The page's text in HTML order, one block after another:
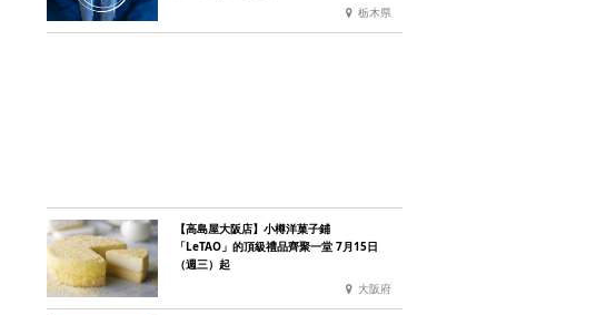
栃木県
【高島屋大阪店】小樽洋菓子鋪
「LeTAO」的頂級禮品齊聚一堂 7月15日
（週三）起
大阪府